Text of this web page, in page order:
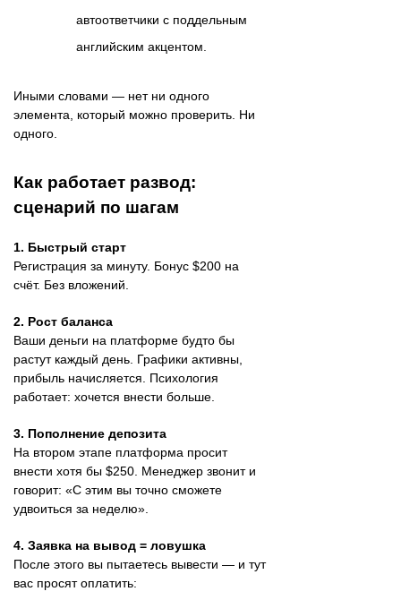
автоответчики с поддельным
английским акцентом.
Иными словами — нет ни одного
элемента, который можно проверить. Ни
одного.
Как работает развод:
сценарий по шагам
1. Быстрый старт
Регистрация за минуту. Бонус $200 на
счёт. Без вложений.
2. Рост баланса
Ваши деньги на платформе будто бы
растут каждый день. Графики активны,
прибыль начисляется. Психология
работает: хочется внести больше.
3. Пополнение депозита
На втором этапе платформа просит
внести хотя бы $250. Менеджер звонит и
говорит: «С этим вы точно сможете
удвоиться за неделю».
4. Заявка на вывод = ловушка
После этого вы пытаетесь вывести — и тут
вас просят оплатить: